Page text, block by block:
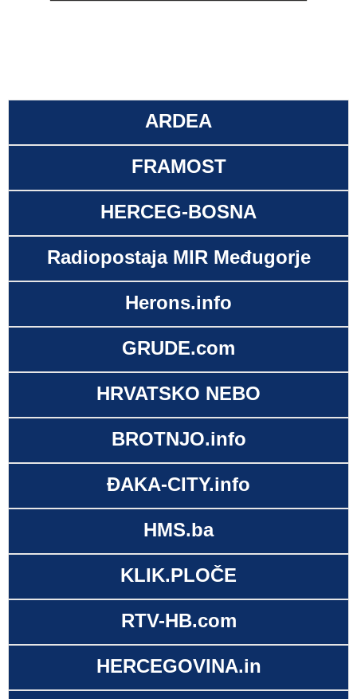
ARDEA
FRAMOST
HERCEG-BOSNA
Radiopostaja MIR Međugorje
Herons.info
GRUDE.com
HRVATSKO NEBO
BROTNJO.info
ĐAKA-CITY.info
HMS.ba
KLIK.PLOČE
RTV-HB.com
HERCEGOVINA.in